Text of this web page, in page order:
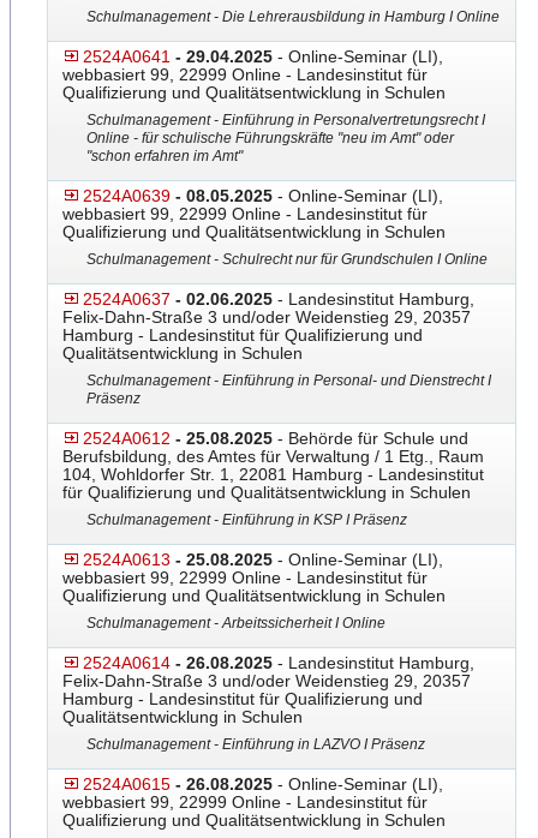
Schulmanagement - Die Lehrerausbildung in Hamburg I Online
2524A0641 - 29.04.2025 - Online-Seminar (LI),
webbasiert 99, 22999 Online - Landesinstitut für
Qualifizierung und Qualitätsentwicklung in Schulen
Schulmanagement - Einführung in Personalvertretungsrecht I
Online - für schulische Führungskräfte "neu im Amt" oder
"schon erfahren im Amt"
2524A0639 - 08.05.2025 - Online-Seminar (LI),
webbasiert 99, 22999 Online - Landesinstitut für
Qualifizierung und Qualitätsentwicklung in Schulen
Schulmanagement - Schulrecht nur für Grundschulen I Online
2524A0637 - 02.06.2025 - Landesinstitut Hamburg,
Felix-Dahn-Straße 3 und/oder Weidenstieg 29, 20357
Hamburg - Landesinstitut für Qualifizierung und
Qualitätsentwicklung in Schulen
Schulmanagement - Einführung in Personal- und Dienstrecht I
Präsenz
2524A0612 - 25.08.2025 - Behörde für Schule und
Berufsbildung, des Amtes für Verwaltung / 1 Etg., Raum
104, Wohldorfer Str. 1, 22081 Hamburg - Landesinstitut
für Qualifizierung und Qualitätsentwicklung in Schulen
Schulmanagement - Einführung in KSP I Präsenz
2524A0613 - 25.08.2025 - Online-Seminar (LI),
webbasiert 99, 22999 Online - Landesinstitut für
Qualifizierung und Qualitätsentwicklung in Schulen
Schulmanagement - Arbeitssicherheit I Online
2524A0614 - 26.08.2025 - Landesinstitut Hamburg,
Felix-Dahn-Straße 3 und/oder Weidenstieg 29, 20357
Hamburg - Landesinstitut für Qualifizierung und
Qualitätsentwicklung in Schulen
Schulmanagement - Einführung in LAZVO I Präsenz
2524A0615 - 26.08.2025 - Online-Seminar (LI),
webbasiert 99, 22999 Online - Landesinstitut für
Qualifizierung und Qualitätsentwicklung in Schulen